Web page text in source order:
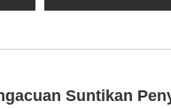
Suntikan